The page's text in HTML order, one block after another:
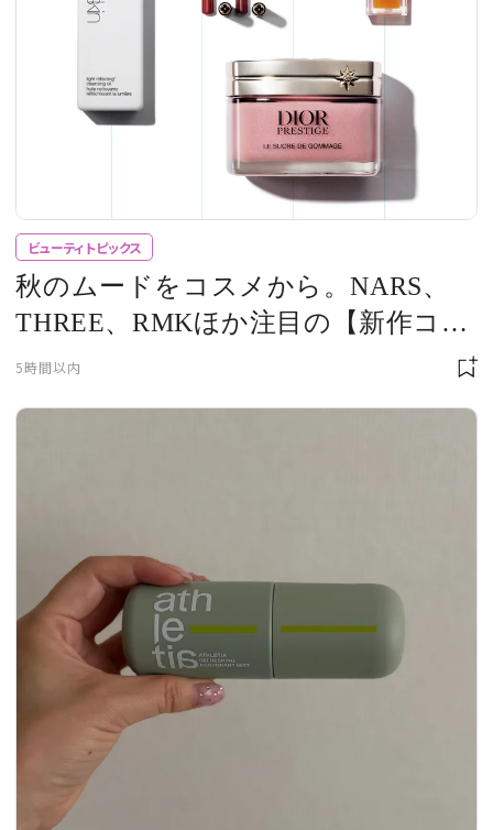
ビューティトピックス
秋のムードをコスメから。NARS、
THREE、RMKほか注目の【新作コス
メ7選】
5時間以内